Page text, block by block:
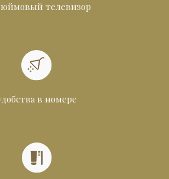
телевизор
в номере